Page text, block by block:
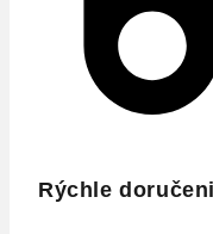
Rýchle